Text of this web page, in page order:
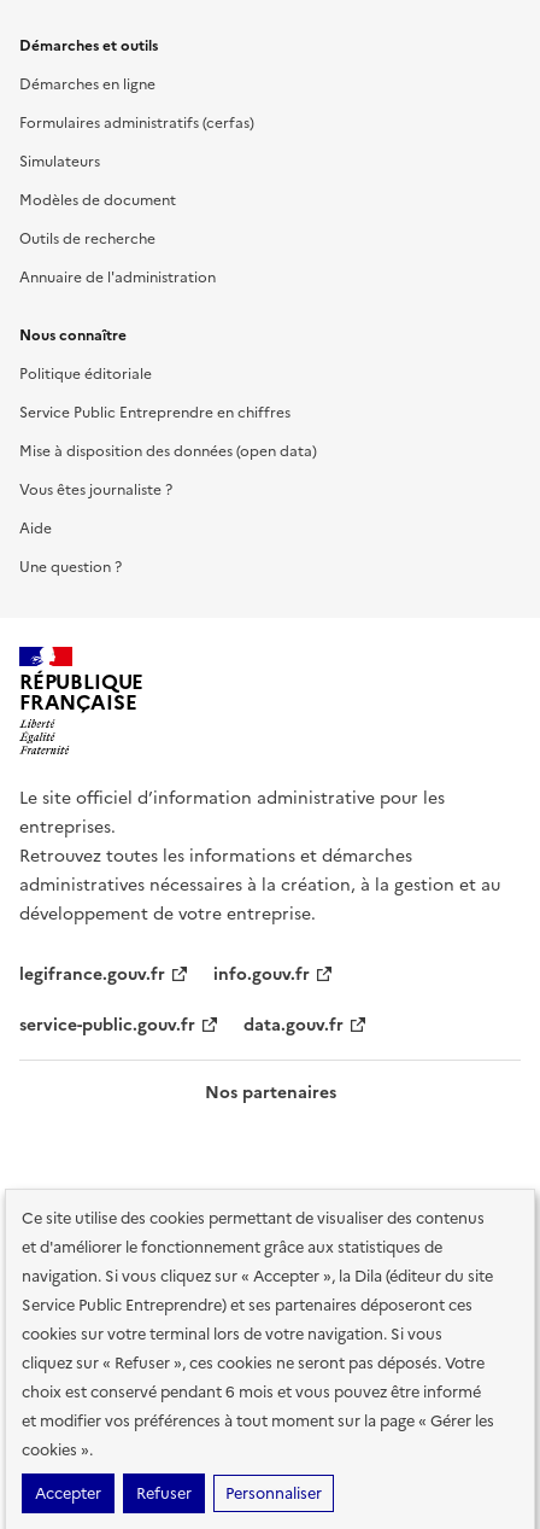
Ce site utilise des cookies permettant de visualiser des contenus
et d'améliorer le fonctionnement grâce aux statistiques de
navigation. Si vous cliquez sur « Accepter », la Dila (éditeur du site
Service Public Entreprendre) et ses partenaires déposeront ces
cookies sur votre terminal lors de votre navigation. Si vous
cliquez sur « Refuser », ces cookies ne seront pas déposés. Votre
choix est conservé pendant 6 mois et vous pouvez être informé
et modifier vos préférences à tout moment sur la page « Gérer les
cookies ».
Accepter
Refuser Personnaliser
Démarches et outils
Démarches en ligne
Formulaires administratifs (cerfas)
Simulateurs
Modèles de document
Outils de recherche
Annuaire de l'administration
Nous connaître
Politique éditoriale
Service Public Entreprendre en chiffres
Mise à disposition des données (open data)
Vous êtes journaliste ?
Aide
Une question ?
RÉPUBLIQUE
FRANÇAISE
Le site officiel d’information administrative pour les
entreprises.
Retrouvez toutes les informations et démarches
administratives nécessaires à la création, à la gestion et au
développement de votre entreprise.
legifrance.gouv.fr
info.gouv.fr
service-public.gouv.fr
data.gouv.fr
Nos partenaires
Plan du site Accessibilité : totalement conforme
Accessibilité des
services en ligne
Mentions légales Données personnelles et sécurité
Conditions générales d'utilisation
Gestion des cookies
Paramètres d'affichage
Sauf mention contraire, tous les contenus de ce site sont sous
etalab-2.0